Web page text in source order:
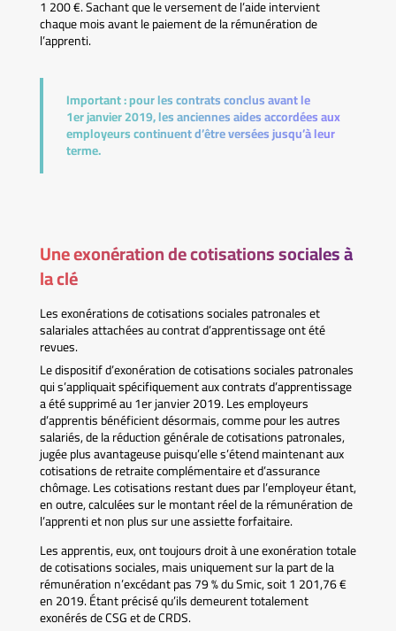
1 200 €. Sachant que le versement de l’aide intervient
chaque mois avant le paiement de la rémunération de
l’apprenti.
Important :pour les contrats conclus avant le
1er janvier 2019, les anciennes aides accordées aux
employeurs continuent d’être versées jusqu’à leur
terme.
Une exonération de cotisations sociales à
la clé
Les exonérations de cotisations sociales patronales et
salariales attachées au contrat d’apprentissage ont été
revues.
Le dispositif d’exonération de cotisations sociales patronales
qui s’appliquait spécifiquement aux contrats d’apprentissage
a été supprimé au 1er janvier 2019. Les employeurs
d’apprentis bénéficient désormais, comme pour les autres
salariés, de la réduction générale de cotisations patronales,
jugée plus avantageuse puisqu’elle s’étend maintenant aux
cotisations de retraite complémentaire et d’assurance
chômage. Les cotisations restant dues par l’employeur étant,
en outre, calculées sur le montant réel de la rémunération de
l’apprenti et non plus sur une assiette forfaitaire.
Les apprentis, eux, ont toujours droit à une exonération totale
de cotisations sociales, mais uniquement sur la part de la
rémunération n’excédant pas 79 % du Smic, soit 1 201,76 €
en 2019. Étant précisé qu’ils demeurent totalement
exonérés de CSG et de CRDS.